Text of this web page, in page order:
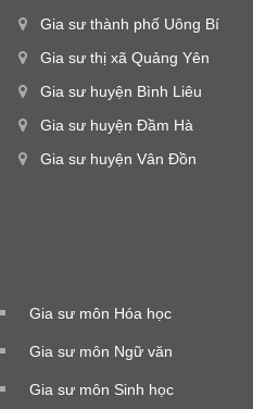
Gia sư thành phố Uông Bí
Gia sư thị xã Quảng Yên
Gia sư huyện Bình Liêu
Gia sư huyện Đầm Hà
Gia sư huyện Vân Đồn
Gia sư môn Hóa học
Gia sư môn Ngữ văn
Gia sư môn Sinh học